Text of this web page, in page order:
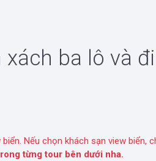
xách ba lô và đi
Nếu chọn khách sạn view biển,
từng tour bên dưới nha.